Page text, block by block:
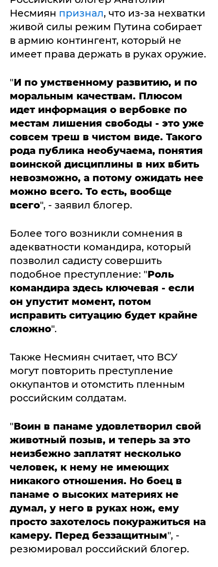
Несмиян признал, что из-за нехватки
живой силы режим Путина собирает
в армию контингент, который не
имеет права держать в руках оружие.
"И по умственному развитию, и по
моральным качествам. Плюсом
идет информация о вербовке по
местам лишения свободы - это уже
совсем треш в чистом виде. Такого
рода публика необучаема, понятия
воинской дисциплины в них вбить
невозможно, а потому ожидать нее
можно всего. То есть, вообще
всего", - заявил блогер.
Более того возникли сомнения в
адекватности командира, который
позволил садисту совершить
подобное преступление: "Роль
командира здесь ключевая - если
он упустит момент, потом
исправить ситуацию будет крайне
сложно".
Также Несмиян считает, что ВСУ
могут повторить преступление
оккупантов и отомстить пленным
российским солдатам.
"Воин в панаме удовлетворил свой
животный позыв, и теперь за это
неизбежно заплатят несколько
человек, к нему не имеющих
никакого отношения. Но боец в
панаме о высоких материях не
думал, у него в руках нож, ему
просто захотелось покуражиться на
камеру. Перед беззащитным", -
резюмировал российский блогер.